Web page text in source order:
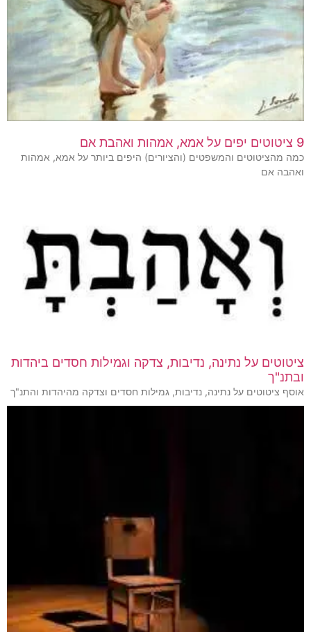
9 ציטוטים יפים על אמא, אמהות ואהבת אם
כמה מהציטוטים והמשפטים (והציורים) היפים ביותר על אמא, אמהות
ואהבה אם
ציטוטים על נתינה, נדיבות, צדקה וגמילות חסדים ביהדות
ובתנ"ך
אוסף ציטוטים על נתינה, נדיבות, גמילות חסדים וצדקה מהיהדות והתנ"ך